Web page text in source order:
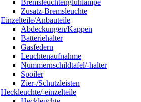
Bremsleuchtenglühlampe
Zusatz-Bremsleuchte
Einzelteile/Anbauteile
Abdeckungen/Kappen
Batteriehalter
Gasfedern
Leuchtenaufnahme
Nummernschildtafel/-halter
Spoiler
Zier-/Schutzleisten
Heckleuchte/-einzelteile